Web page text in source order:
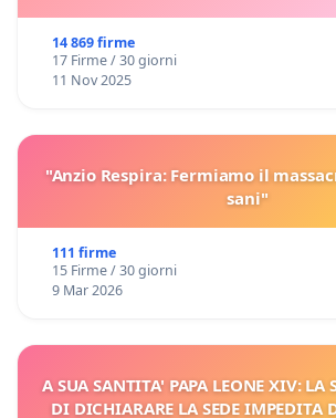
14 869 firme
17 Firme / 30 giorni
11 Nov 2025
"Anzio Respira: Fermiamo il
sani"
111 firme
15 Firme / 30 giorni
9 Mar 2026
A SUA SANTITA' PAPA LEONE XIV: LA
DI DICHIARARE LA SEDE IMPEDITA